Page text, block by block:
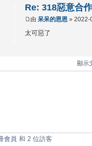
Re: 318惡意合
由呆呆的恩恩 » 2022-
太可惡了
顯示
會員 和 2 位訪客